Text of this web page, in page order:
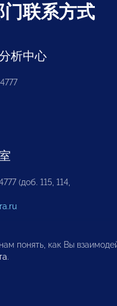
联系方式
析中心
(доб. 115, 114,
понять, как Вы
.